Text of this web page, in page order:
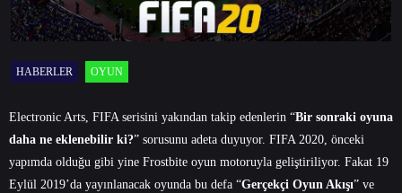
HABERLER OYUN
Electronic Arts, FIFA serisini yakından takip edenlerin “Bir sonraki oyuna
daha ne eklenebilir ki?” sorusunu adeta duyuyor. FIFA 2020, önceki
yapımda olduğu gibi yine Frostbite oyun motoruyla geliştiriliyor. Fakat 19
Eylül 2019’da yayınlanacak oyunda bu defa “Gerçekçi Oyun Akışı” ve